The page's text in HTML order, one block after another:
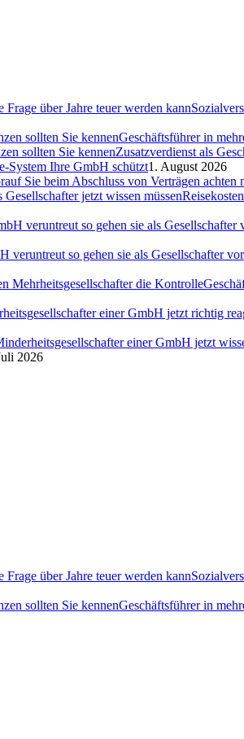
Geschäftsführer in
Zusatzverdienst als
System Ihre GmbH schützt1. August 2026
Sie beim Abschluss von Verträgen achten
veruntreut so gehen sie als Gesellschafter
2026
Geschäftsführer in